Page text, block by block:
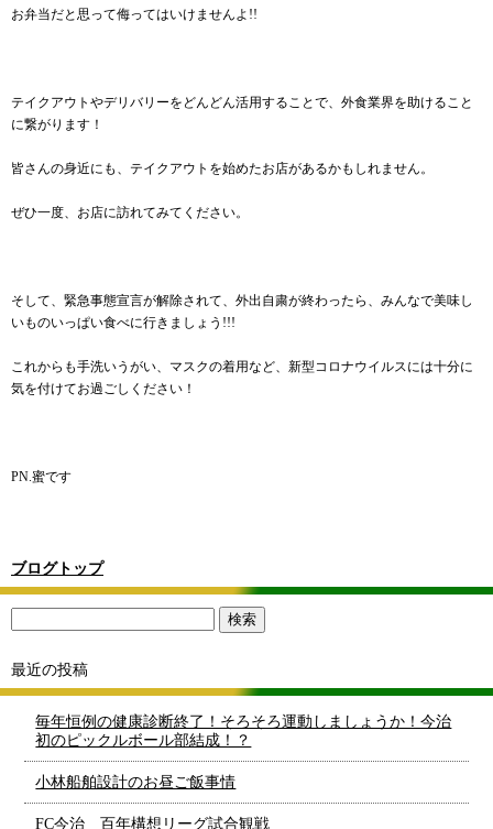
お弁当だと思って侮ってはいけませんよ!!
テイクアウトやデリバリーをどんどん活用することで、外食業界を助けること
に繋がります！
皆さんの身近にも、テイクアウトを始めたお店があるかもしれません。
ぜひ一度、お店に訪れてみてください。
そして、緊急事態宣言が解除されて、外出自粛が終わったら、みんなで美味し
いものいっぱい食べに行きましょう!!!
これからも手洗いうがい、マスクの着用など、新型コロナウイルスには十分に
気を付けてお過ごしください！
PN.蜜です
ブログトップ
最近の投稿
毎年恒例の健康診断終了！そろそろ運動しましょうか！今治
初のピックルボール部結成！？
小林船舶設計のお昼ご飯事情
FC今治 百年構想リーグ試合観戦